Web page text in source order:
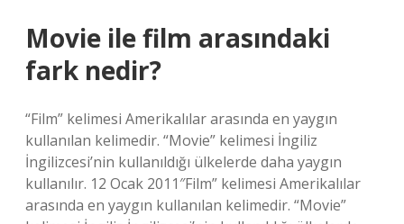
Movie ile film arasındaki
fark nedir?
“Film” kelimesi Amerikalılar arasında en yaygın
kullanılan kelimedir. “Movie” kelimesi İngiliz
İngilizcesi’nin kullanıldığı ülkelerde daha yaygın
kullanılır. 12 Ocak 2011″Film” kelimesi Amerikalılar
arasında en yaygın kullanılan kelimedir. “Movie”